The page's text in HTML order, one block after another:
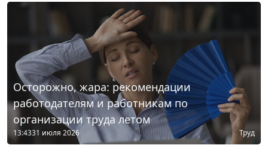
Осторожно, жара: рекомендации
работодателям и работникам по
организации труда летом
13:4331 июля 2026 Труд